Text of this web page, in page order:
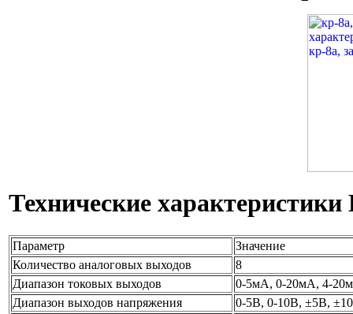
Технические
Параметр
Значение
Количество аналоговых выходов
8
Диапазон токовых выходов
0-5мА, 0-20мА, 4-
Диапазон выходов напряжения
0-5В, 0-10В, ±5В,